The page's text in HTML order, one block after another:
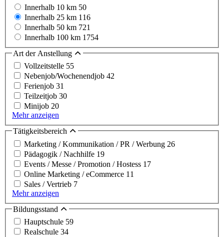
Innerhalb 10 km 50
Innerhalb 25 km 116
Innerhalb 50 km 721
Innerhalb 100 km 1754
Art der Anstellung
Vollzeitstelle 55
Nebenjob/Wochenendjob 42
Ferienjob 31
Teilzeitjob 30
Minijob 20
Mehr anzeigen
Tätigkeitsbereich
Marketing / Kommunikation / PR / Werbung 26
Pädagogik / Nachhilfe 19
Events / Messe / Promotion / Hostess 17
Online Marketing / eCommerce 11
Sales / Vertrieb 7
Mehr anzeigen
Bildungsstand
Hauptschule 59
Realschule 34